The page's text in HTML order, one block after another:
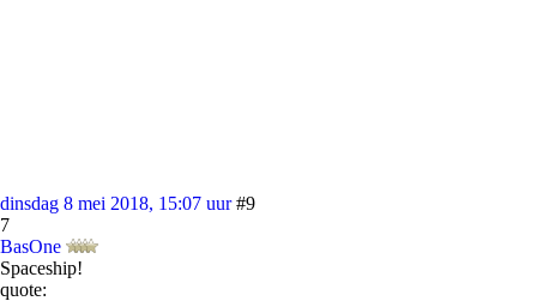
dinsdag 8 mei 2018, 15:07 uur #9
7
BasOne
Spaceship!
quote: